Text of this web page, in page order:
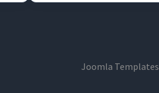
Joomla Templates